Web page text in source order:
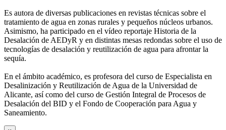
Es autora de diversas publicaciones en revistas técnicas sobre el
tratamiento de agua en zonas rurales y pequeños núcleos urbanos.
Asimismo, ha participado en el vídeo reportaje Historia de la
Desalación de AEDyR y en distintas mesas redondas sobre el uso de
tecnologías de desalación y reutilización de agua para afrontar la
sequía.
En el ámbito académico, es profesora del curso de Especialista en
Desalinización y Reutilización de Agua de la Universidad de
Alicante, así como del curso de Gestión Integral de Procesos de
Desalación del BID y el Fondo de Cooperación para Agua y
Saneamiento.